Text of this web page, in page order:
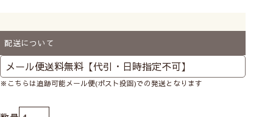
配送について
※こちらは追跡可能メール便(ポスト投函)での発送となります